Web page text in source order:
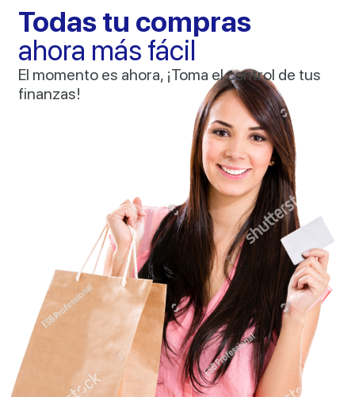
Todas tu compras
ahora más fácil
El momento es ahora, ¡Toma el control de tus
finanzas!